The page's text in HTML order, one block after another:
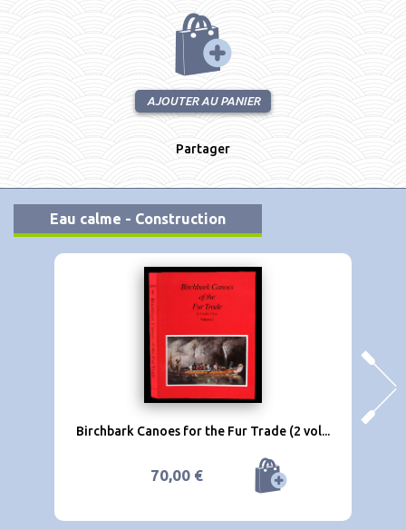
AJOUTER AU PANIER
Partager
Eau calme - Construction
Birchbark Canoes for the Fur Trade (2 vol...
70,00 €